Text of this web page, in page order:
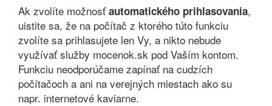
Ak zvolíte možnosťautomatického prihlasovania,
uistite sa, že na počítač z ktorého túto funkciu
zvolíte sa prihlasujete len Vy, a nikto nebude
využívať služby mocenok.sk pod Vaším kontom.
Funkciu neodporúčame zapínať na cudzích
počítačoch a ani na verejných miestach ako su
napr. internetové kaviarne.